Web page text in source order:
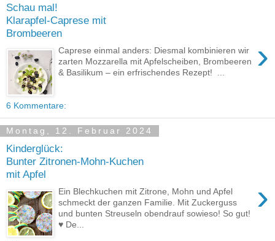
Schau mal!
Klarapfel-Caprese mit
Brombeeren
›
Caprese einmal anders: Diesmal kombinieren wir
zarten Mozzarella mit Apfelscheiben, Brombeeren
& Basilikum – ein erfrischendes Rezept! ...
6 Kommentare:
Montag, 12. Februar 2024
Kinderglück:
Bunter Zitronen-Mohn-Kuchen
mit Apfel
›
Ein Blechkuchen mit Zitrone, Mohn und Apfel
schmeckt der ganzen Familie. Mit Zuckerguss
und bunten Streuseln obendrauf sowieso! So gut!
♥ De...